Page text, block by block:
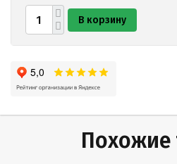
В корзину
Похожие